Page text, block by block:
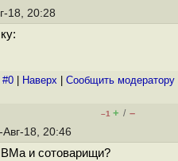
18, 20:28
Наверх Cообщить модератору
–1 + / –
18, 20:46
и сотоварищи?